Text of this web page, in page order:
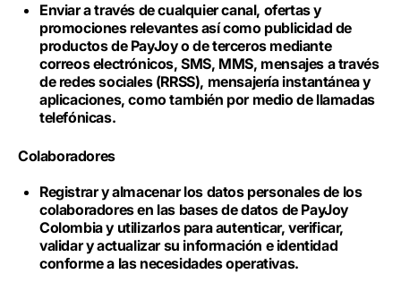
Enviar a través de cualquier canal, ofertas y
promociones relevantes así como publicidad de
productos de PayJoy o de terceros mediante
correos electrónicos, SMS, MMS, mensajes a través
de redes sociales (RRSS), mensajería instantánea y
aplicaciones, como también por medio de llamadas
telefónicas.
Colaboradores
Registrar y almacenar los datos personales de los
colaboradores en las bases de datos de PayJoy
Colombia y utilizarlos para autenticar, verificar,
validar y actualizar su información e identidad
conforme a las necesidades operativas.